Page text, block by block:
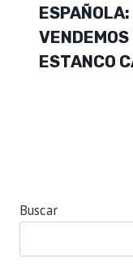
VENDEMOS
ESTANCO
Buscar